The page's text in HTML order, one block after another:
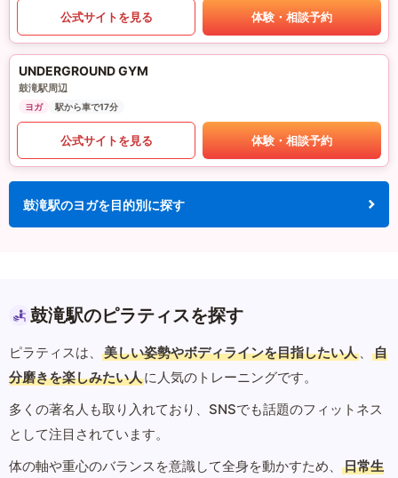
公式サイトを見る 体験・相談予約
UNDERGROUND GYM
鼓滝駅周辺
ヨガ 駅から車で17分
公式サイトを見る 体験・相談予約
鼓滝駅のヨガを目的別に探す
鼓滝駅のピラティスを探す
ピラティスは、 美しい姿勢やボディラインを目指したい人 、
自
分磨きを楽しみたい人に人気のトレーニングです。
多くの著名人も取り入れており、SNSでも話題のフィットネス
として注目されています。
体の軸や重心のバランスを意識して全身を動かすため、
日常生